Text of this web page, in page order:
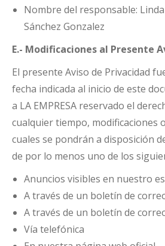
Nombre del responsable:
Sánchez Gonzalez
E.- Modificaciones al Presente
El presente Aviso de Privacidad
fecha indicada al inicio de este
a LA EMPRESA reservado el
cualquier tiempo, modificaciones
cuales se pondrán a disposición
de por lo menos uno de los
Anuncios visibles en nuestro
A través de un boletín de
A través de un boletín de
Vía telefónica